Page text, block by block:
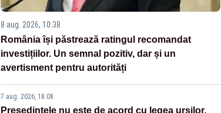
8 aug. 2026, 10:38
România își păstrează ratingul recomandat
investițiilor. Un semnal pozitiv, dar și un
avertisment pentru autorități
7 aug. 2026, 18:08
Președintele nu este de acord cu legea urșilor.